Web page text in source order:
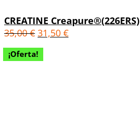
CREATINE Creapure®(226ERS)
35,00€ 31,50 €
¡Oferta!